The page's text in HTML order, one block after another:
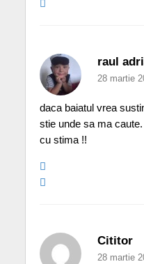
raul
28 martie
daca baiatul vrea
stie unde sa ma caute.
cu stima !!
Cititor
28 martie